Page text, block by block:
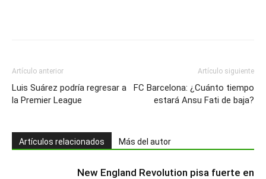
Artículo anterior
Luis Suárez podría regresar a
la Premier League
Artículo siguiente
FC Barcelona: ¿Cuánto tiempo
estará Ansu Fati de baja?
Artículos relacionados Más del autor
New England Revolution pisa fuerte en